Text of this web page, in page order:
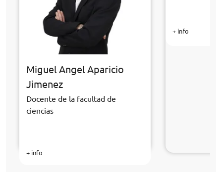
Miguel Angel Aparicio
Jimenez
Docente de la facultad de
ciencias
+ info
+ info